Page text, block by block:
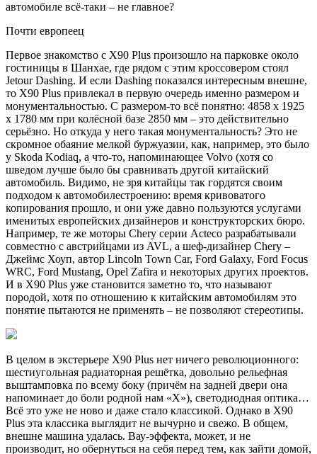
автомобиле всё-таки – не главное?
Почти европеец
Первое знакомство с X90 Plus произошло на парковке около
гостиницы в Шанхае, где рядом с этим кроссовером стоял
Jetour Dashing. И если Dashing показался интересным внешне,
то X90 Plus привлекал в первую очередь именно размером и
монументальностью. С размером-то всё понятно: 4858 х 1925
х 1780 мм при колёсной базе 2850 мм – это действительно
серьёзно. Но откуда у него такая монументальность? Это не
скромное обаяние мелкой буржуазии, как, например, это было
у Skoda Kodiaq, а что-то, напоминающее Volvo (хотя со
шведом лучше было бы сравнивать другой китайский
автомобиль. Видимо, не зря китайцы так гордятся своим
подходом к автомобилестроению: время кривоватого
копирования прошло, и они уже давно пользуются услугами
именитых европейских дизайнеров и конструкторских бюро.
Например, те же моторы Chery серии Acteco разрабатывали
совместно с австрийцами из AVL, а шеф-дизайнер Chery –
Джеймс Хоуп, автор Lincoln Town Car, Ford Galaxy, Ford Focus
WRC, Ford Mustang, Opel Zafira и некоторых других проектов.
И в X90 Plus уже становится заметно то, что называют
породой, хотя по отношению к китайским автомобилям это
понятие пытаются не применять – не позволяют стереотипы.
В целом в экстерьере X90 Plus нет ничего революционного:
шестиугольная радиаторная решётка, довольно рельефная
выштамповка по всему боку (причём на задней двери она
напоминает до боли родной нам «Х»), светодиодная оптика…
Всё это уже не ново и даже стало классикой. Однако в X90
Plus эта классика выглядит не вычурно и свежо. В общем,
внешне машина удалась. Вау-эффекта, может, и не
производит, но обернуться на себя перед тем, как зайти домой,